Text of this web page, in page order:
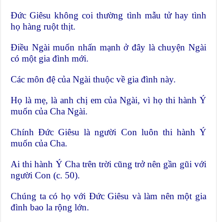
Đức Giêsu không coi thường tình mẫu tử hay tình
họ hàng ruột thịt.
Điều Ngài muốn nhấn mạnh ở đây là chuyện Ngài
có một gia đình mới.
Các môn đệ của Ngài thuộc về gia đình này.
Họ là mẹ, là anh chị em của Ngài, vì họ thi hành Ý
muốn của Cha Ngài.
Chính Đức Giêsu là người Con luôn thi hành Ý
muốn của Cha.
Ai thi hành Ý Cha trên trời cũng trở nên gần gũi với
người Con (c. 50).
Chúng ta có họ với Đức Giêsu và làm nên một gia
đình bao la rộng lớn.